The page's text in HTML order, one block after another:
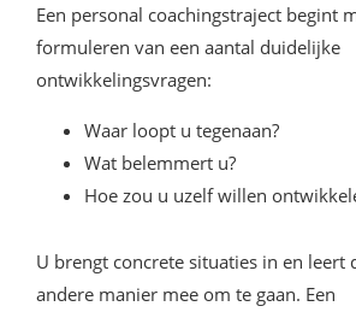
Een personal coachingstraject begint
formuleren van een aantal duidelijke
ontwikkelingsvragen:
Waar loopt u tegenaan?
Wat belemmert u?
Hoe zou u uzelf willen
U brengt concrete situaties in en leert
andere manier mee om te gaan. Een